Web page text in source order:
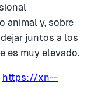
animal y, sobre
juntos a los
es muy elevado.
https://xn--